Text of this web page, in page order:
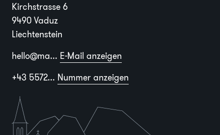
Kirchstrasse 6
9490 Vaduz
Liechtenstein
hello@ma... E-Mail anzeigen
+43 5572... Nummer anzeigen